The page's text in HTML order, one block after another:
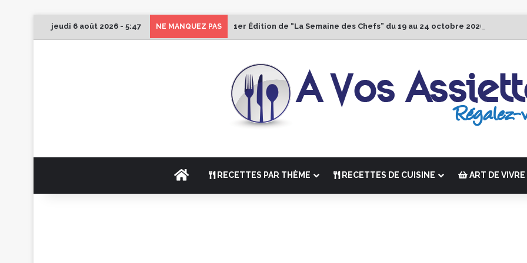
jeudi 6 août 2026 - 5:47 NE MANQUEZ PAS 1er Édition de “La Semaine des Chefs” du 19 au 24 octobre 2026
ACCUEILRECETTES PAR THÈME RECETTES DE CUISINE ART DE VIVRE